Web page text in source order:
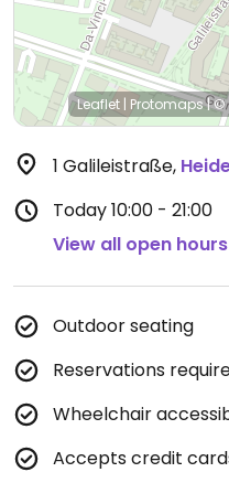
Leaflet | Protomaps|©
1 Galileistraße,
Today10:00 - 21:00
View all open hours
Outdoor seating
Reservations
Wheelchair
Accepts credit